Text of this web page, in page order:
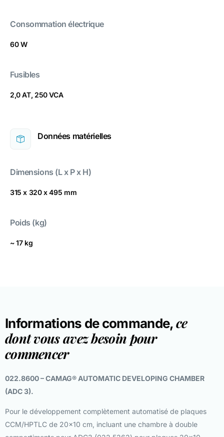
Consommation électrique
60 W
Fusibles
2,0 AT, 250 VCA
Données matérielles
Dimensions (L x P x H)
315 x 320 x 495 mm
Poids (kg)
~ 17 kg
Informations de commande,ce
dont vous avez besoin pour
commencer
022.8600 – CAMAG® AUTOMATIC DEVELOPING CHAMBER
(ADC 3).
Pour le développement complètement automatisé de plaques
CCM/HPTLC de 20×10 cm, incluant une chambre à double